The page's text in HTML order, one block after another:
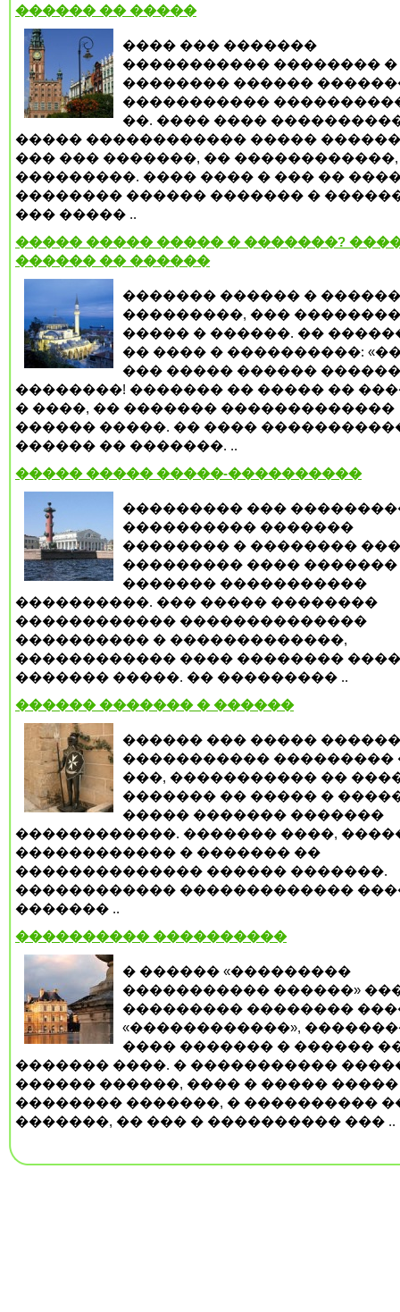
������ �� �����
���� ��� �������
����������� �������� �
�������� ������
�����������
��. ���� ����
����� ������������ �����
��� ��� �������, �� ������������,
���������. ���� ���� � ��� ��
�������� ������ ������� �
��� ����� ..
����� ����� ����� � �������?
������ �� ������
������� ������ � ������
���������, ���
����� � ������. ��
�� ���� � ����������:
��� ����� ������
��������! ������� �� ����� ��
� ����, �� ������� �������������
������ �����. �� ����
������ �� �������. ..
����� ����� �����-����������
��������� ���
���������� �������
�������� � ��������
��������� ���� �������
������� �����������
����������. ��� ����� ��������
������������ ��������������
���������� � �������������,
������������ ���� ��������
������� �����. �� ��������� ..
������ ������� � ������
������ ��� �����
����������� ���������
���, ����������� ��
������� �� ����� �
����� ������� �������
������������. ������� ����,
������������ � ������� ��
�������������� ������ �������.
������������ �������������
������� ..
���������� ����������
� ������ «���������
����������� ������»
��������� ��������
«������������»,
���� ������� � ������
������� ����. � �����������
������ ������, ���� � ����� �����
�������� �������, � ����������
�������, �� ��� � ���������� ��� ..